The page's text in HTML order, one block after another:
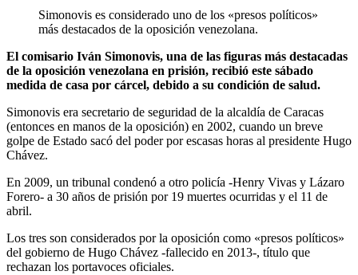
Simonovis es considerado uno de los «presos políticos»
más destacados de la oposición venezolana.
El comisario Iván Simonovis, una de las figuras más destacadas
de la oposición venezolana en prisión, recibió este sábado
medida de casa por cárcel, debido a su condición de salud.
Simonovis era secretario de seguridad de la alcaldía de Caracas
(entonces en manos de la oposición) en 2002, cuando un breve
golpe de Estado sacó del poder por escasas horas al presidente Hugo
Chávez.
En 2009, un tribunal condenó a otro policía -Henry Vivas y Lázaro
Forero- a 30 años de prisión por 19 muertes ocurridas y el 11 de
abril.
Los tres son considerados por la oposición como «presos políticos»
del gobierno de Hugo Chávez -fallecido en 2013-, título que
rechazan los portavoces oficiales.